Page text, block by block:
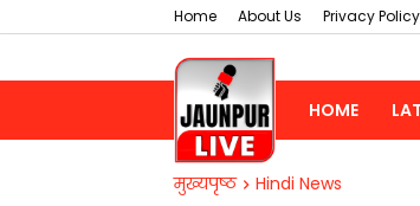
Home About Us Privacy Policy
HOME
मुख्यपृष्ठ Hindi News